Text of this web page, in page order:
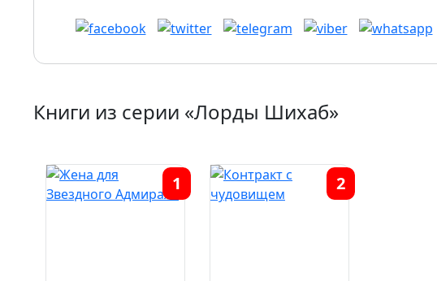
Книги из серии «Лорды Шихаб»
1 2